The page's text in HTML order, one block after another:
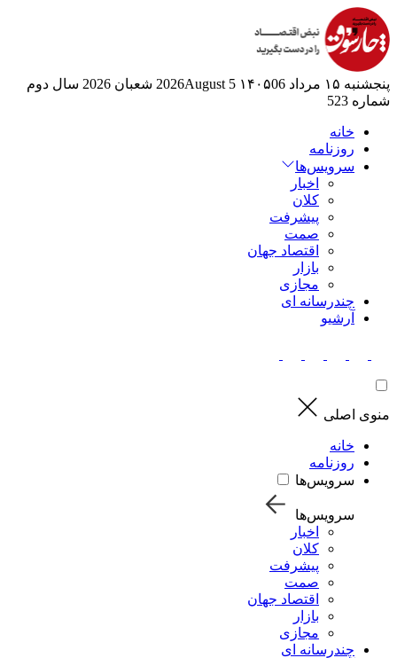
پنجشنبه ۱۵ مرداد ۱۴۰۵ 06 2026August 5 شعبان 2026
سال دوم
شماره 523
خانه
روزنامه
سرویس‌ها
اخبار
کلان
پیشرفت
صمت
اقتصاد جهان
بازار
مجازی
چندرسانه ای
آرشیو
منوی اصلی
خانه
روزنامه
سرویس‌ها
سرویس‌ها
اخبار
کلان
پیشرفت
صمت
اقتصاد جهان
بازار
مجازی
چندرسانه ای